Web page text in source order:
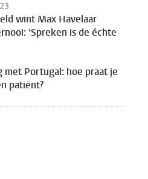
wint Max Havelaar
‘Spreken is de échte
met Portugal: hoe praat je
patiënt?
WhatsApp
via Mastodon